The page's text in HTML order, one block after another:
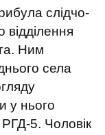
слідчо-
відділення
Ним
села
у нього
5. Чоловік